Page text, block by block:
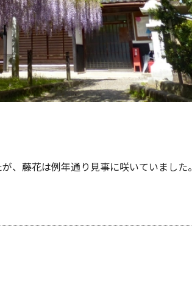
、藤花は例年通り見事に咲いていました。